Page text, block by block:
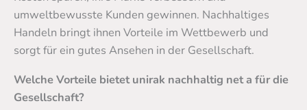
umweltbewusste Kunden gewinnen. Nachhaltiges
Handeln bringt ihnen Vorteile im Wettbewerb und
sorgt für ein gutes Ansehen in der Gesellschaft.
Welche Vorteile bietet unirak nachhaltig net a für die
Gesellschaft?